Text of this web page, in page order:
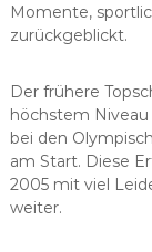
Momente,
zurückgeblickt.
Der frühere
höchstem
bei den
am Start. Diese
2005 mit viel
weiter.